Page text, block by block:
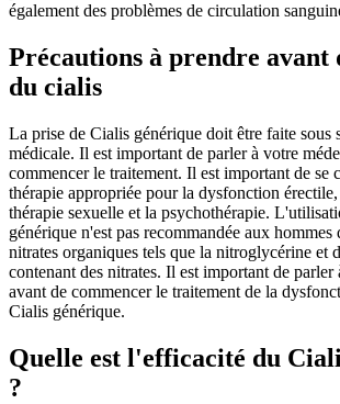
également des problèmes de circulation
Précautions à prendre avant
du cialis
La prise de Cialis générique doit être faite sous
médicale. Il est important de parler à votre
commencer le traitement. Il est important de se
thérapie appropriée pour la dysfonction
thérapie sexuelle et la psychothérapie.
générique n'est pas recommandée aux hommes
nitrates organiques tels que la nitroglycérine et
contenant des nitrates. Il est important de parler
avant de commencer le traitement de la
Cialis générique.
Quelle est l'efficacité du
?